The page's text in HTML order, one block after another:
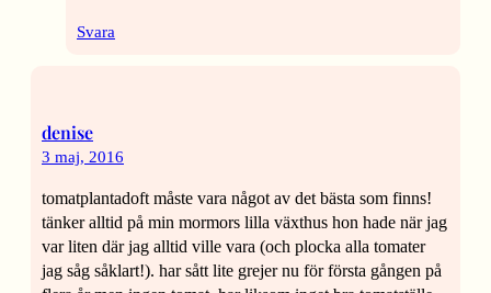
Svara
denise
3 maj, 2016
tomatplantadoft måste vara något av det bästa som finns!
tänker alltid på min mormors lilla växthus hon hade när jag
var liten där jag alltid ville vara (och plocka alla tomater
jag såg såklart!). har sått lite grejer nu för första gången på